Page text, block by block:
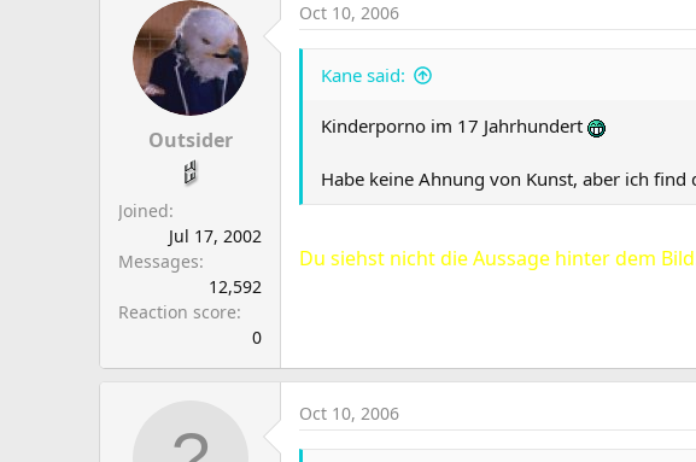
Outsider
Joined
Jul 17, 2002
Messages
12,592
Reaction score
0
Oct 10, 2006
Kane said:
Kinderporno im 17 Jahrhundert
Habe keine Ahnung von Kunst, aber ich find
Du siehst nicht die Aussage hinter dem
Oct 10, 2006